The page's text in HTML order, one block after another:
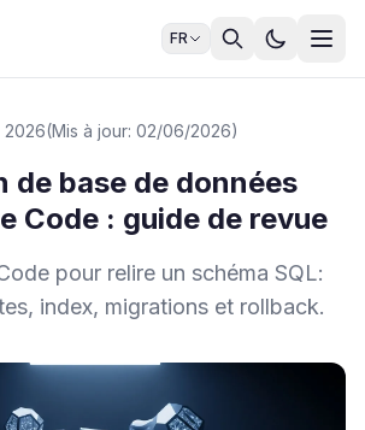
FR
2026(Mis à jour: 02/06/2026)
de base de données
Code : guide de revue
pour relire un schéma SQL:
index, migrations et rollback.